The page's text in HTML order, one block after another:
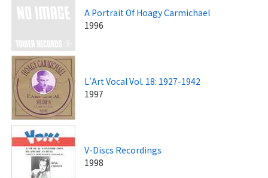
A Portrait Of Hoagy Carmichael
1996
L'Art Vocal Vol. 18: 1927-1942
1997
V-Discs Recordings
1998